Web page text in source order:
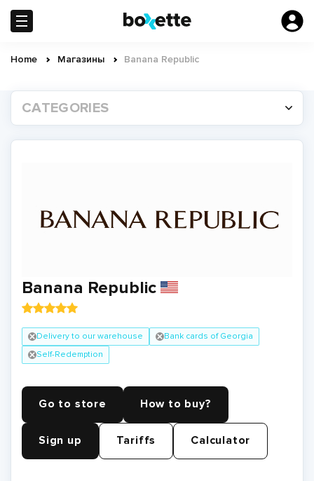
Skip
content
Breadcrumb
Home Магазины Banana Republic
CATEGORIES
Banana Republic
Delivery to our warehouse
Bank cards of Georgia
Self-Redemption
Go to store How to buy?
Sign up Tariffs Calculator